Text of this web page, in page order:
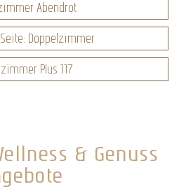
Abendrot
Doppelzimmer
Plus 117
& Genuss